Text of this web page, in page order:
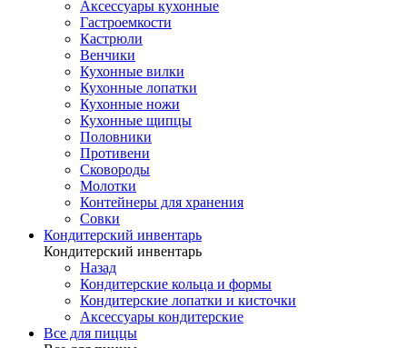
Аксессуары кухонные
Гастроемкости
Кастрюли
Венчики
Кухонные вилки
Кухонные лопатки
Кухонные ножи
Кухонные щипцы
Половники
Противени
Сковороды
Молотки
Контейнеры для хранения
Совки
Кондитерский инвентарь
Кондитерский инвентарь
Назад
Кондитерские кольца и формы
Кондитерские лопатки и кисточки
Аксессуары кондитерские
Все для пиццы